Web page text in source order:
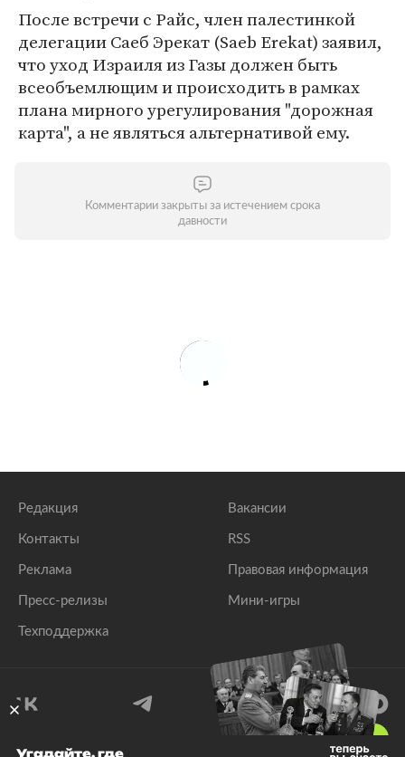
После встречи с Райс, член палестинкой
делегации Саеб Эрекат (Saeb Erekat) заявил,
что уход Израиля из Газы должен быть
всеобъемлющим и происходить в рамках
плана мирного урегулирования "дорожная
карта", а не являться альтернативой ему.
Комментарии закрыты за истечением срока
давности
Редакция
Контакты
Реклама
Пресс-релизы
Техподдержка
Вакансии
RSS
Правовая информация
Мини-игры
Угадайте, где